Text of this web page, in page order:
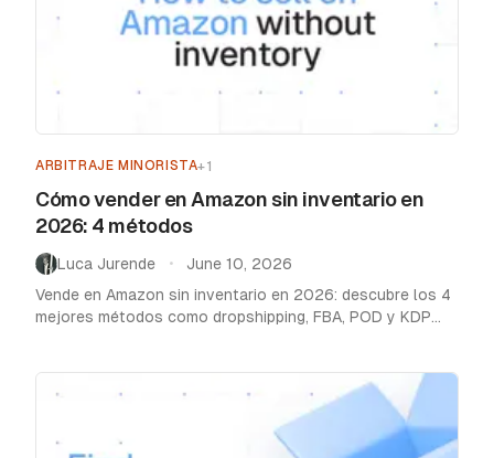
Blog
ARBITRAJE MINORISTA+1
Cómo vender en Amazon sin inventario en
2026: 4 métodos
Luca Jurende •
June 10, 2026
Vende en Amazon sin inventario en 2026: descubre los 4
mejores métodos como dropshipping, FBA, POD y KDP